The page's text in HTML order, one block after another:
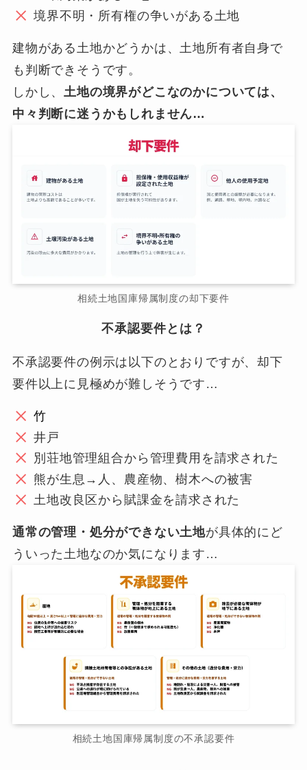
境界不明・所有権の争いがある土地
建物がある土地かどうかは、土地所有者自身で
も判断できそうです。
しかし、土地の境界がどこなのかについては、
中々判断に迷うかもしれません…
相続土地国庫帰属制度の却下要件
不承認要件とは？
不承認要件の例示は以下のとおりですが、却下
要件以上に見極めが難しそうです…
竹
井戸
別荘地管理組合から管理費用を請求された
熊が生息→人、農産物、樹木への被害
土地改良区から賦課金を請求された
通常の管理・処分ができない土地が具体的にど
ういった土地なのか気になります…
相続土地国庫帰属制度の不承認要件